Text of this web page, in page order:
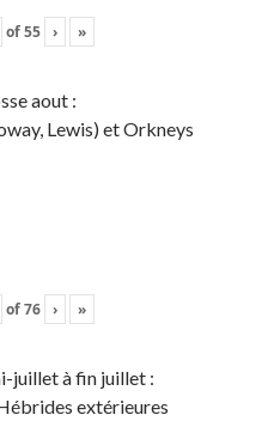
of55 › »
aout :
Lewis) et Orkneys
of76 › »
juillet à fin juillet :
extérieures